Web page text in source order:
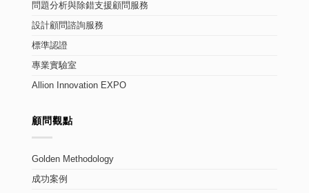
問題分析與除錯支援顧問服務
設計顧問諮詢服務
標準認證
專業實驗室
Allion Innovation EXPO
顧問觀點
Golden Methodology
成功案例